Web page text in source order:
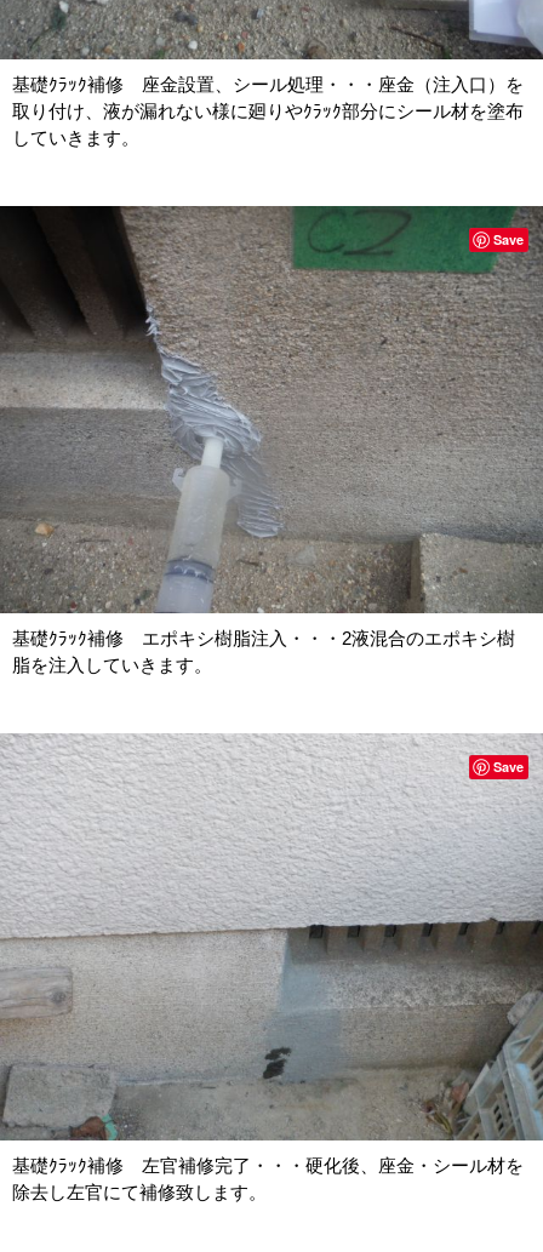
基礎ｸﾗｯｸ補修 座金設置、シール処理・・・座金（注入口）を
取り付け、液が漏れない様に廻りやｸﾗｯｸ部分にシール材を塗布
していきます。
基礎ｸﾗｯｸ補修 エポキシ樹脂注入・・・2液混合のエポキシ樹
脂を注入していきます。
Save
基礎ｸﾗｯｸ補修 左官補修完了・・・硬化後、座金・シール材を
除去し左官にて補修致します。
Save